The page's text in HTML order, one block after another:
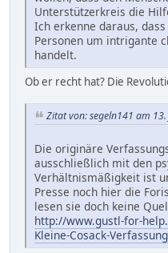
Unterstützerkreis die
Ich erkenne daraus,
Personen um intrigante
handelt.
Ob er recht hat? Die
Zitat von: segeln141 am
Die originäre
ausschließlich mit den
Verhältnismäßigkeit ist
Presse noch hier die
lesen sie doch keine
http://www.gustl-for-
Kleine-Cosack-